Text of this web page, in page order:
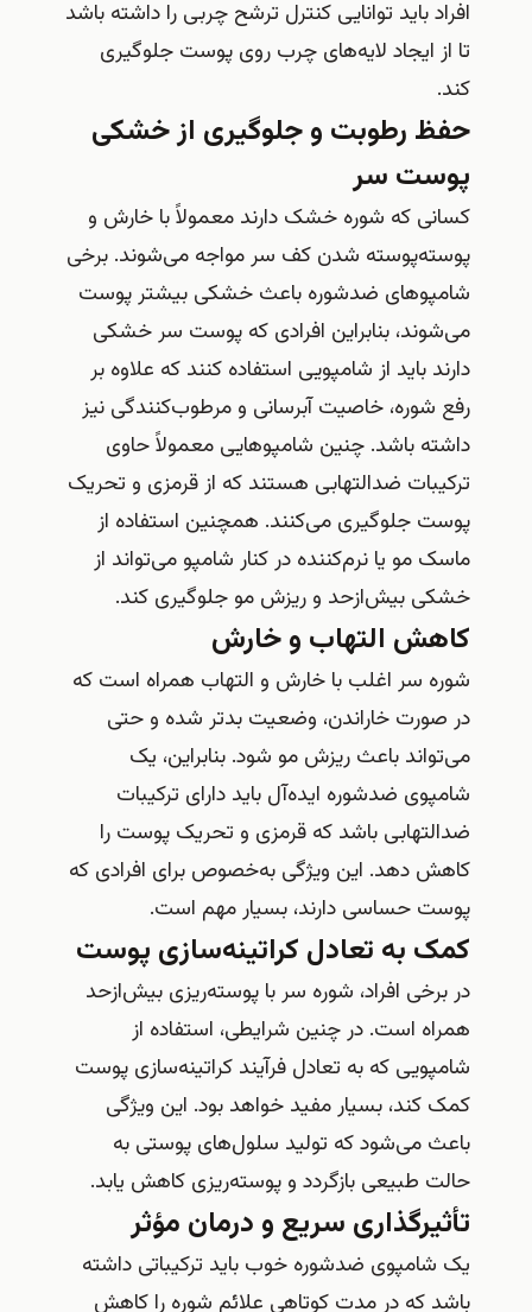
افراد باید توانایی کنترل ترشح چربی را داشته باشد
تا از ایجاد لایه‌های چرب روی پوست جلوگیری
کند.
حفظ رطوبت و جلوگیری از خشکی
پوست سر
کسانی که شوره خشک دارند معمولاً با خارش و
پوسته‌پوسته شدن کف سر مواجه می‌شوند. برخی
شامپوهای ضدشوره باعث خشکی بیشتر پوست
می‌شوند، بنابراین افرادی که پوست سر خشکی
دارند باید از شامپویی استفاده کنند که علاوه بر
رفع شوره، خاصیت آبرسانی و مرطوب‌کنندگی نیز
داشته باشد. چنین شامپوهایی معمولاً حاوی
ترکیبات ضدالتهابی هستند که از قرمزی و تحریک
پوست جلوگیری می‌کنند. همچنین استفاده از
ماسک مو یا نرم‌کننده در کنار شامپو می‌تواند از
خشکی بیش‌ازحد و ریزش مو جلوگیری کند.
کاهش التهاب و خارش
شوره سر اغلب با خارش و التهاب همراه است که
در صورت خاراندن، وضعیت بدتر شده و حتی
می‌تواند باعث ریزش مو شود. بنابراین، یک
شامپوی ضدشوره ایده‌آل باید دارای ترکیبات
ضدالتهابی باشد که قرمزی و تحریک پوست را
کاهش دهد. این ویژگی به‌خصوص برای افرادی که
پوست حساسی دارند، بسیار مهم است.
کمک به تعادل کراتینه‌سازی پوست
در برخی افراد، شوره سر با پوسته‌ریزی بیش‌ازحد
همراه است. در چنین شرایطی، استفاده از
شامپویی که به تعادل فرآیند کراتینه‌سازی پوست
کمک کند، بسیار مفید خواهد بود. این ویژگی
باعث می‌شود که تولید سلول‌های پوستی به
حالت طبیعی بازگردد و پوسته‌ریزی کاهش یابد.
تأثیرگذاری سریع و درمان مؤثر
یک شامپوی ضدشوره خوب باید ترکیباتی داشته
باشد که در مدت کوتاهی علائم شوره را کاهش